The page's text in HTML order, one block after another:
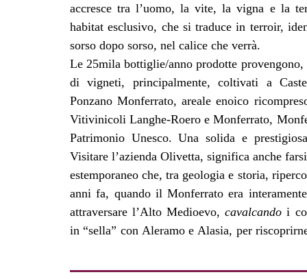
accresce tra l’uomo, la vite, la vigna e la
habitat esclusivo, che si traduce in terroir,
sorso dopo sorso, nel calice che verrà.
Le 25mila bottiglie/anno prodotte
di vigneti, principalmente, coltivati a
Ponzano Monferrato, areale enoico
Vitivinicoli Langhe-Roero e Monferrato,
Patrimonio Unesco. Una solida e
Visitare l’azienda Olivetta, significa anche
estemporaneo che, tra geologia e storia,
anni fa, quando il Monferrato era
attraversare l’Alto Medioevo, cavalcando i
in “sella” con Aleramo e Alasia, per